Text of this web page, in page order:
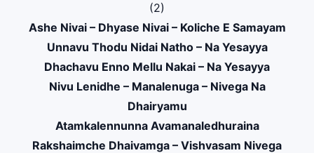
(2)
Ashe Nivai – Dhyase Nivai – Koliche E Samayam
Unnavu Thodu Nidai Natho – Na Yesayya
Dhachavu Enno Mellu Nakai – Na Yesayya
Nivu Lenidhe – Manalenuga – Nivega Na
Dhairyamu
Atamkalennunna Avamanaledhuraina
Rakshaimche Dhaivamga – Vishvasam Nivega